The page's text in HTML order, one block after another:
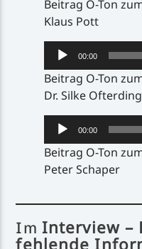
Beitrag O-Ton
Klaus Pott
Audio-
Player
00:00
Beitrag O-Ton
Dr. Silke
Audio-
Player
00:00
Beitrag O-Ton
Peter Schaper
Im Interview –
fehlende